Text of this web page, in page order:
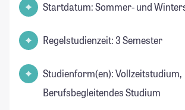
Startdatum: Sommer- und
Regelstudienzeit: 3 Semester
Studienform(en): Vollzeitstudium,
Berufsbegleitendes Studium